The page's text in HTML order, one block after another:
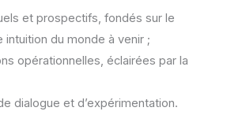
et prospectifs, fondés sur le
intuition du monde à venir ;
opérationnelles, éclairées par la
dialogue et d’expérimentation.